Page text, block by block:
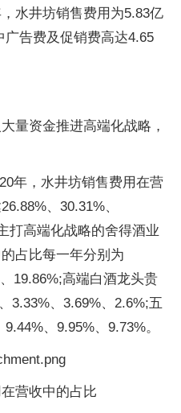
水井坊销售费用为5.83亿
广告费及促销费高达4.65
量资金推进高端化战略，
年，水井坊销售费用在营
、30.31%、
打高端化战略的舍得酒业
占比每一年分别为
19.86%;高端白酒龙头贵
3.33%、3.69%、2.6%;五
、9.95%、9.73%。
营收中的占比